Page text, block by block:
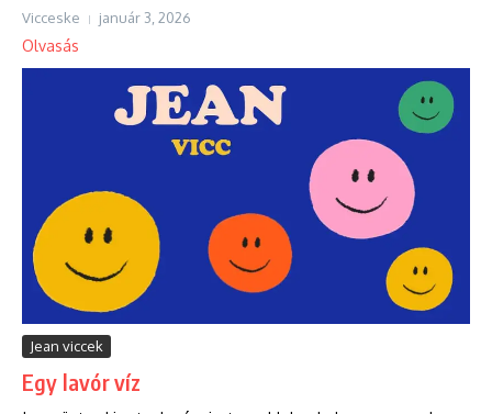
Vicceske január 3, 2026
Olvasás
Jean viccek
Egy lavór víz